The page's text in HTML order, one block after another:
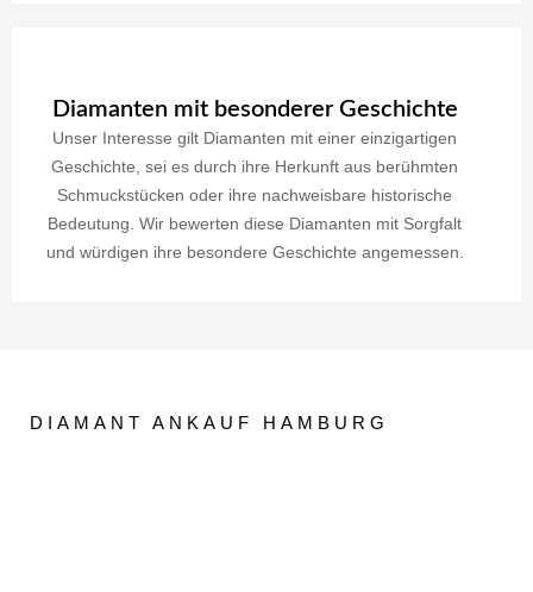
Diamanten mit besonderer Geschichte
Unser Interesse gilt Diamanten mit einer einzigartigen
Geschichte, sei es durch ihre Herkunft aus berühmten
Schmuckstücken oder ihre nachweisbare historische
Bedeutung. Wir bewerten diese Diamanten mit Sorgfalt
und würdigen ihre besondere Geschichte angemessen.
DIAMANT ANKAUF HAMBURG